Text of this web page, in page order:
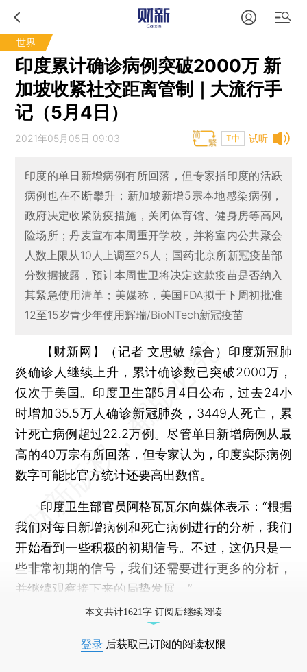
世界
印度累计确诊病例突破2000万 新
加坡收紧社交距离管制｜大流行手
记（5月4日）
试听
2021年05月05日 09:03 T中
印度的单日新增病例有所回落，但专家指印度的活跃
病例也在不断攀升；新加坡新增5宗本地感染病例，
政府决定收紧防疫措施，关闭体育馆、健身房等高风
险场所；丹麦宣布本周重开学校，并将室内公共聚会
人数上限从10人上调至25人；国药北京所新冠疫苗部
分数据披露，预计本周世卫将决定这款疫苗是否纳入
其紧急使用清单；美媒称，美国FDA拟于下周初批准
12至15岁青少年使用辉瑞/BioNTech新冠疫苗
【财新网】（记者 文思敏 综合） 印度新冠肺
炎确诊人继续上升，累计确诊数已突破2000万，
仅次于美国。印度卫生部5月4日公布，过去24小
时增加35.5万人确诊新冠肺炎，3449人死亡，累
计死亡病例超过22.2万例。尽管单日新增病例从最
高的40万宗有所回落，但专家认为，印度实际病例
数字可能比官方统计还要高出数倍。
印度卫生部官员阿格瓦瓦尔向媒体表示：“根据
我们对每日新增病例和死亡病例进行的分析，我们
开始看到一些积极的初期信号。不过，这仍只是一
些非常初期的信号，我们还需要进行更多的分析，
并继续观察接下来的局势发展。”
本文共计1621字 订阅后继续阅读
登录 后获取已订阅的阅读权限